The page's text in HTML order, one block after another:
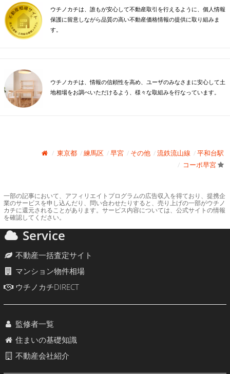
ウチノカチは、誰もが安心して不動産取引を行えるように、個人情報
保護に留意しながら品質の高い不動産価格情報の提供に取り組みま
す。
ウチノカチは、情報の信頼性を高め、ユーザのみなさまに安心して土
地相場をお調べいただけるよう、様々な取組みを行なっています。
東京都 練馬区 早宮 その他 流鉄流山線
平和台駅
コーポ早宮
一部の記事において、アフィリエイトプログラムの広告収入を得ており、提携企
業のサービスを申し込んだり、問い合わせたりすると、売り上げの一部がウチノ
カチに還元されることがあります。サービス内容については、公式サイトの情報
を確認してください。
Service
不動産一括査定サイト
マンション物件相場
ウチノカチDIRECT
監修者一覧
住まいの基礎知識
不動産会社紹介